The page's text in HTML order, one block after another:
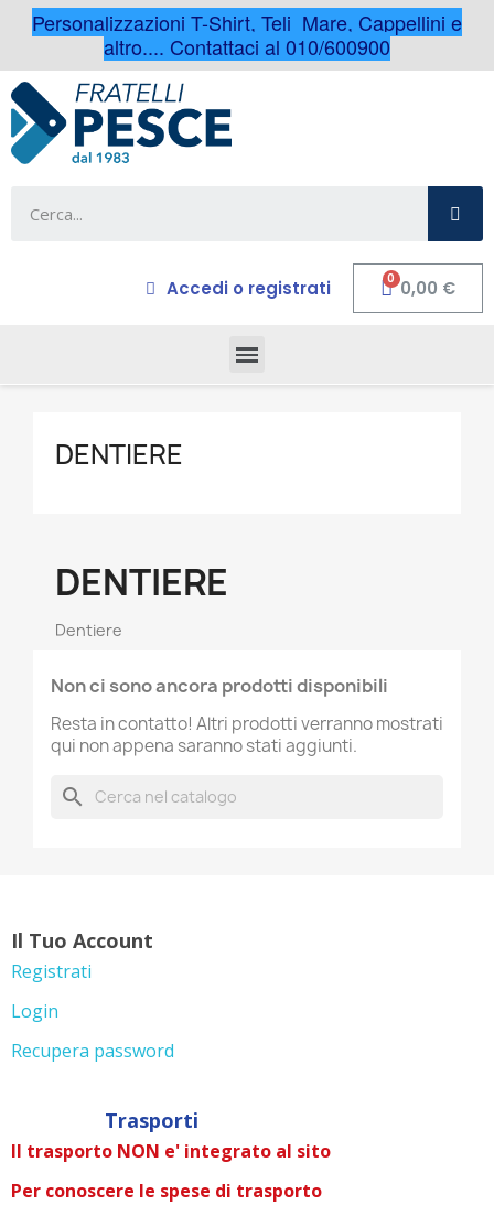
Personalizzazioni T-Shirt, Teli Mare, Cappellini e
altro.... Contattaci al 010/600900
Accedi o registrati 0,00 €
DENTIERE
DENTIERE
Dentiere
Non ci sono ancora prodotti disponibili
Resta in contatto! Altri prodotti verranno mostrati
qui non appena saranno stati aggiunti.
search
Il Tuo Account
Registrati
Login
Recupera password
Trasporti
Il trasporto NON e' integrato al sito
Per conoscere le spese di trasporto